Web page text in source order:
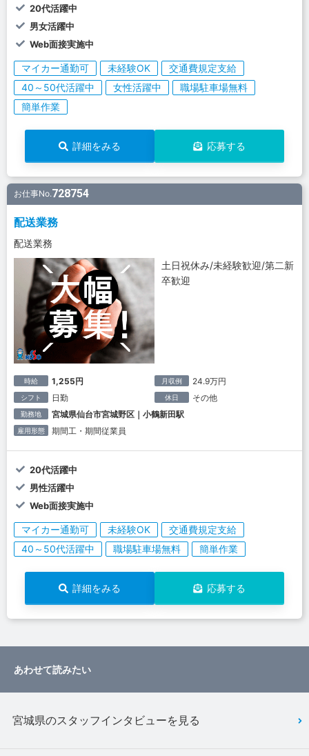
20代活躍中
男女活躍中
Web面接実施中
マイカー通勤可 未経験OK
交通費規定支給
40～50代活躍中
女性活躍中
職場駐車場無料
簡単作業
詳細をみる 応募する
お仕事No.728754
配送業務
配送業務
土日祝休み/未経験歓迎/第二新
卒歓迎
時給 1,255円 月収例 24.9万円
シフト 日勤 休日 その他
勤務地 宮城県仙台市宮城野区｜小鶴新田駅
雇用形態 期間工・期間従業員
20代活躍中
男性活躍中
Web面接実施中
マイカー通勤可 未経験OK
交通費規定支給
40～50代活躍中
職場駐車場無料 簡単作業
詳細をみる 応募する
あわせて読みたい
宮城県のスタッフインタビューを見る